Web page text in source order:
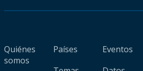
Quiénes
somos
Países
Eventos